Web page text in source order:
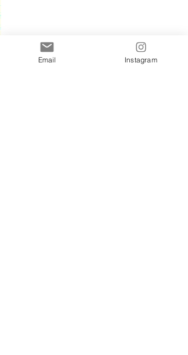
Email Instagram